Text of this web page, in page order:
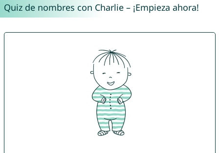
Quiz de nombres con Charlie – ¡Empieza ahora!